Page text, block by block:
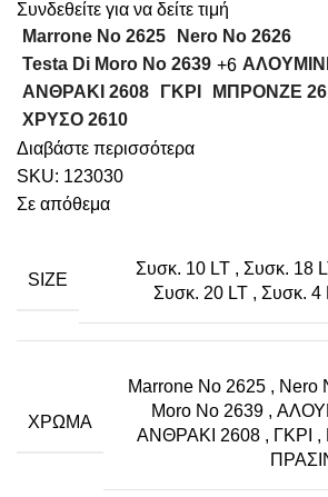
Συνδεθείτε για να δείτε τιμή
Marrone No 2625
Nero No 2626
Testa Di Moro No 2639 +6
ΑΝΘΡΑΚΙ 2608
ΓΚΡΙ ΜΠΡΟΝΖΕ
ΧΡΥΣΟ 2610
Διαβάστε περισσότερα
SKU: 123030
Σε απόθεμα
SIZE
Συσκ. 10 LT , Συσκ. 18
Συσκ. 20 LT , Συσκ. 4
ΧΡΏΜΑ
Marrone No 2625 , Nero
Moro No 2639 ,
ΑΝΘΡΑΚΙ 2608 , ΓΚΡΙ ,